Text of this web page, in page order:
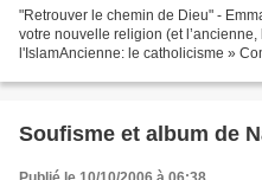
"Retrouver le chemin de Dieu" -
votre nouvelle religion (et
l'IslamAncienne: le catholicisme »
Soufisme et album de